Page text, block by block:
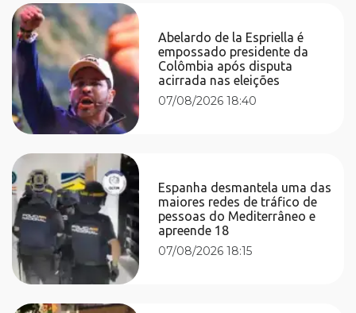
Abelardo de la Espriella é
empossado presidente da
Colômbia após disputa
acirrada nas eleições
07/08/2026 18:40
Espanha desmantela uma das
maiores redes de tráfico de
pessoas do Mediterrâneo e
apreende 18
07/08/2026 18:15